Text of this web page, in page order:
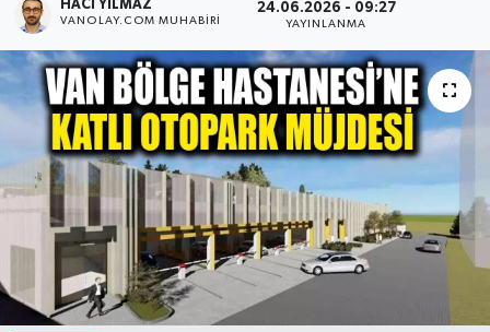
HACI YILMAZ
VANOLAY.COM MUHABIRI
24.06.2026 - 09:27
YAYINLANMA
RESMİ İLANLAR